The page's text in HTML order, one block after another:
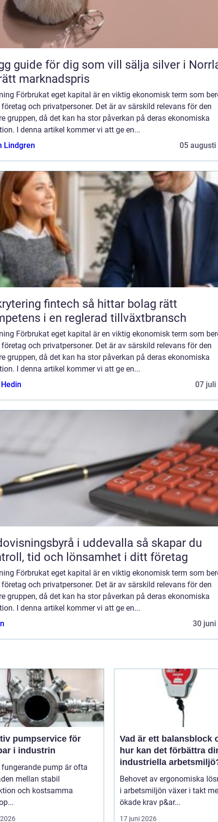
guide för dig som vill sälja silver i
marknadspris
Förbrukat eget kapital är en viktig ekonomisk term som
och privatpersoner. Det är av särskild relevans för den
gruppen, då det kan ha stor påverkan på deras ekonomiska
I denna artikel kommer vi att ge en...
Lindgren
05 augusti
fintech så hittar bolag rätt
i en reglerad tillväxtbransch
Förbrukat eget kapital är en viktig ekonomisk term som
och privatpersoner. Det är av särskild relevans för den
gruppen, då det kan ha stor påverkan på deras ekonomiska
I denna artikel kommer vi att ge en...
07 juli
i uddevalla så skapar du
tid och lönsamhet i ditt företag
Förbrukat eget kapital är en viktig ekonomisk term som
och privatpersoner. Det är av särskild relevans för den
gruppen, då det kan ha stor påverkan på deras ekonomiska
I denna artikel kommer vi att ge en...
30 juni
pumpservice för
i industrin
fungerande pump är ofta
mellan stabil
och kostsamma
Vad är ett balansblock
hur kan det förbättra
industriella
Behovet av ergonomiska
i arbetsmiljön växer i takt
ökade krav p&ar...
17 juni 2026